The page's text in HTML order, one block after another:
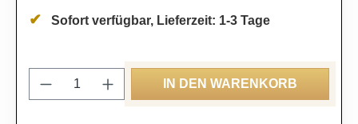
Sofort verfügbar, Lieferzeit: 1-3 Tage
Produkt Anzahl: Gib den gewünschten
IN DEN WARENKORB